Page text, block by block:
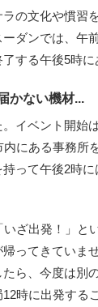
の文化や慣習
ダンでは、午
する午後5時
かない機材...
イベント開始
にある事務所
って午後2時
ざ出発！」と
ってきていま
ら、今度は別
時に出発する